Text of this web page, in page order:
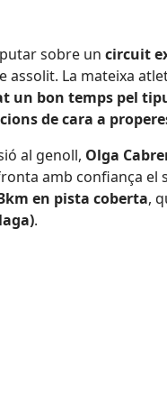
sobre un circuit
assolit. La mateixa
un bon temps pel
de cara a
al genoll, Olga
amb confiança el
en pista coberta,
.